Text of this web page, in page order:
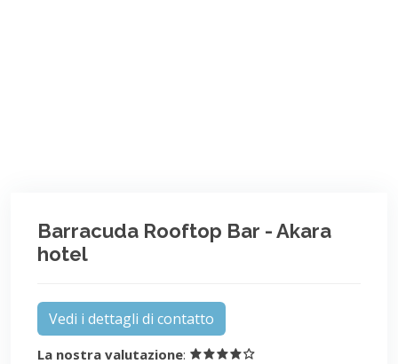
Barracuda Rooftop Bar - Akara
hotel
Vedi i dettagli di contatto
La nostra valutazione: